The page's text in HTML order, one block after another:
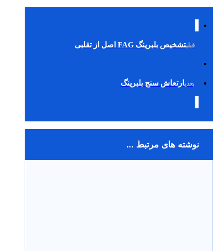
قبلیتشخیص بلبرینگ FAG اصل از تقلبی
بعدیارتعاش سنج بلبرینگ
نوشته های مرتبط ...